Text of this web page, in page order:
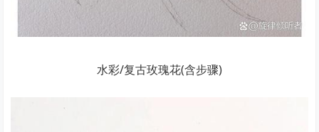
水彩/复古玫瑰花(含步骤)